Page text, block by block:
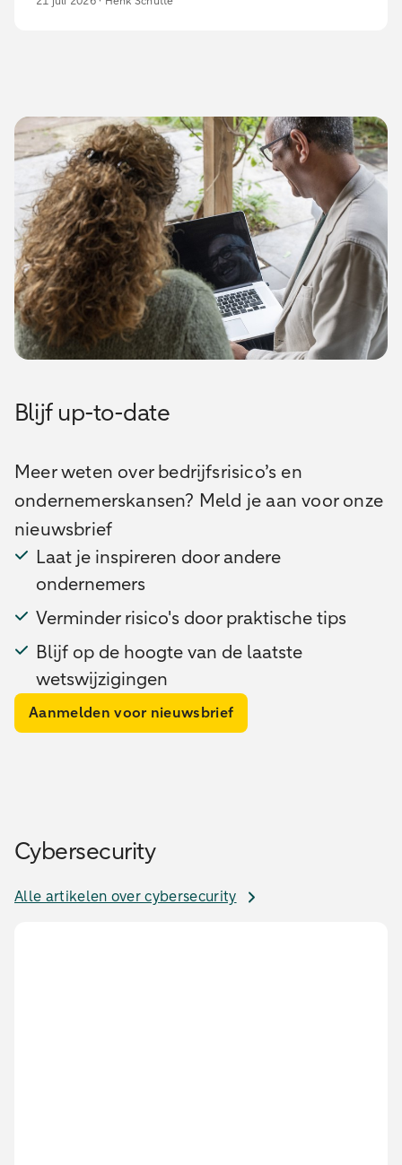
Blijf up-to-date
Meer weten over bedrijfsrisico’s en
ondernemerskansen? Meld je aan voor onze
nieuwsbrief
Laat je inspireren door andere
ondernemers
Verminder risico's door praktische tips
Blijf op de hoogte van de laatste
wetswijzigingen
Aanmelden voor nieuwsbrief
Cybersecurity
Alle artikelen over cybersecurity